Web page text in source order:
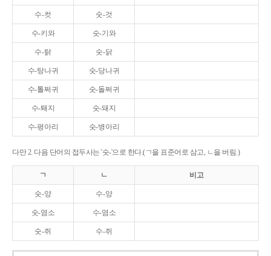
수-컷 숫-것
수-키와 숫-기와
수-탉 숫-닭
수-탕나귀 숫-당나귀
수-톨쩌귀 숫-돌쩌귀
수-퇘지 숫-돼지
수-평아리 숫-병아리
다만 2. 다음 단어의 접두사는 '숫-'으로 한다.(ㄱ을 표준어로 삼고, ㄴ을 버림.)
ㄱ ㄴ 비고
숫-양 수-양
숫-염소 수-염소
숫-쥐 수-쥐